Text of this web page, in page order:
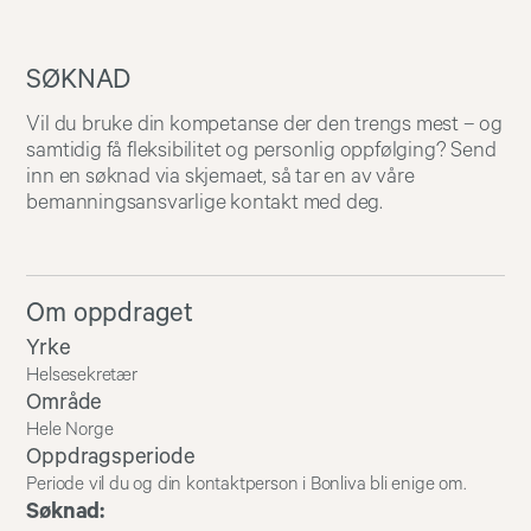
SØKNAD
Vil du bruke din kompetanse der den trengs mest – og
samtidig få fleksibilitet og personlig oppfølging? Send
inn en søknad via skjemaet, så tar en av våre
bemanningsansvarlige kontakt med deg.
Om oppdraget
Yrke
Helsesekretær
Område
Hele Norge
Oppdragsperiode
Periode vil du og din kontaktperson i Bonliva bli enige om.
Søknad: